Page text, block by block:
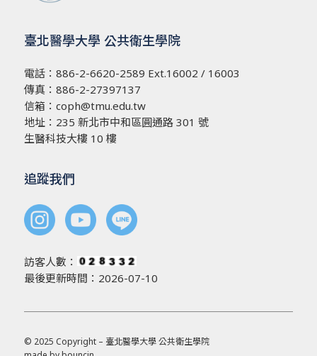
臺北醫學大學 公共衛生學院
電話： 886-2-6620-2589 Ext.16002 / 16003
傳真：886-2-27397137
信箱： coph@tmu.edu.tw
地址： 235 新北市中和區圓通路 301 號
生醫科技大樓 10 樓
追蹤我們
訪客人數：
最後更新時間：2026-07-10
© 2025 Copyright – 臺北醫學大學 公共衛生學院